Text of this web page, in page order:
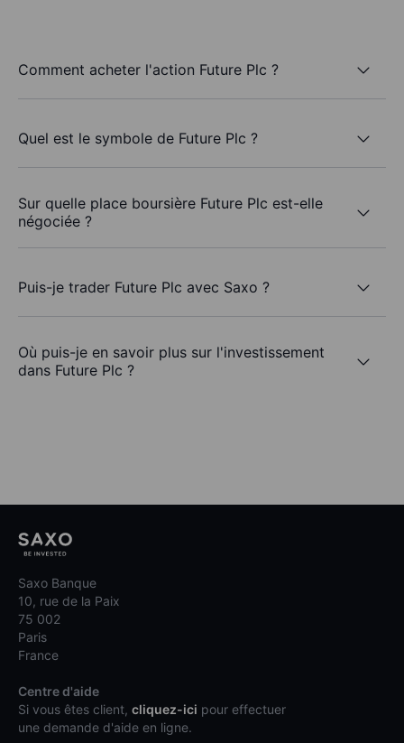
Comment acheter l'action Future Plc ?
Quel est le symbole de Future Plc ?
Sur quelle place boursière Future Plc est-elle
négociée ?
Puis-je trader Future Plc avec Saxo ?
Où puis-je en savoir plus sur l'investissement
dans Future Plc ?
Saxo Banque
10, rue de la Paix
75 002
Paris
France
Centre d'aide
Si vous êtes client, cliquez-ici pour effectuer
une demande d'aide en ligne.